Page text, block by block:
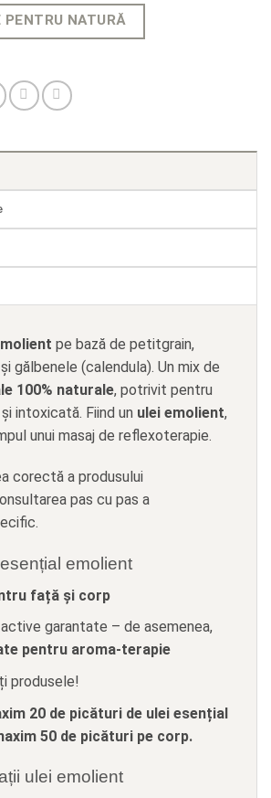
PENTRU NATURĂ
pe bază de petitgrain,
gălbenele (calendula). Un mix de
100% naturale, potrivit pentru
intoxicată. Fiind un ulei emolient,
unui masaj de reflexoterapie.
corectă a produsului
pas cu pas a
emolient
față și corp
garantate – de asemenea,
pentru aroma-terapie
produsele!
20 de picături de ulei esențial
50 de picături pe corp.
ulei emolient